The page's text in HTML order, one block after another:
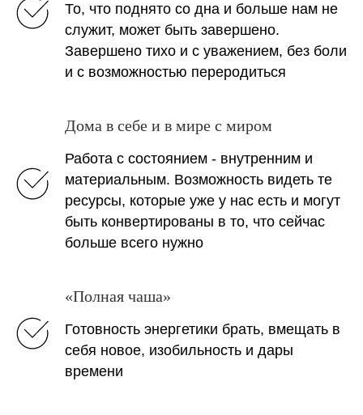
То, что поднято со дна и больше нам не
служит, может быть завершено.
Завершено тихо и с уважением, без боли
и с возможностью переродиться
Дома в себе и в мире с миром
Работа с состоянием - внутренним и
материальным. Возможность видеть те
ресурсы, которые уже у нас есть и могут
быть конвертированы в то, что сейчас
больше всего нужно
«Полная чаша»
Готовность энергетики брать, вмещать в
себя новое, изобильность и дары
времени